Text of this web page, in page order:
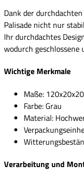
Dank der
Palisade nicht nur
Ihr durchdachtes
wodurch
Wichtige Merkmale
Maße:
Farbe: Grau
Material:
Verarbeitung und